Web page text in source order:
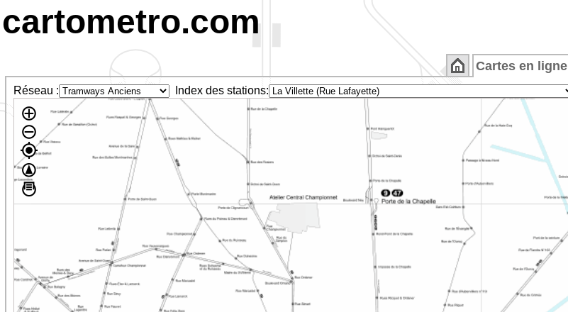
cartometro.com
Cartes en ligne
Réseau : Index des stations: